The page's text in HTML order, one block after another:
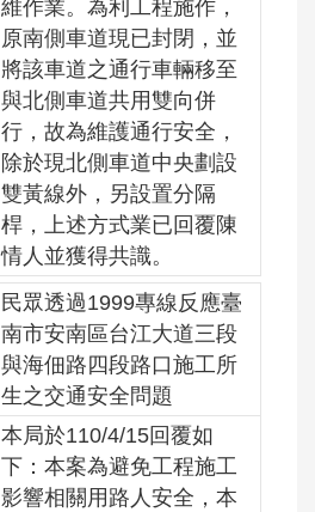
維作業。為利工程施作，
原南側車道現已封閉，並
將該車道之通行車輛移至
與北側車道共用雙向併
行，故為維護通行安全，
除於現北側車道中央劃設
雙黃線外，另設置分隔
桿，上述方式業已回覆陳
情人並獲得共識。
民眾透過1999專線反應臺
南市安南區台江大道三段
與海佃路四段路口施工所
生之交通安全問題
本局於110/4/15回覆如
下：本案為避免工程施工
影響相關用路人安全，本